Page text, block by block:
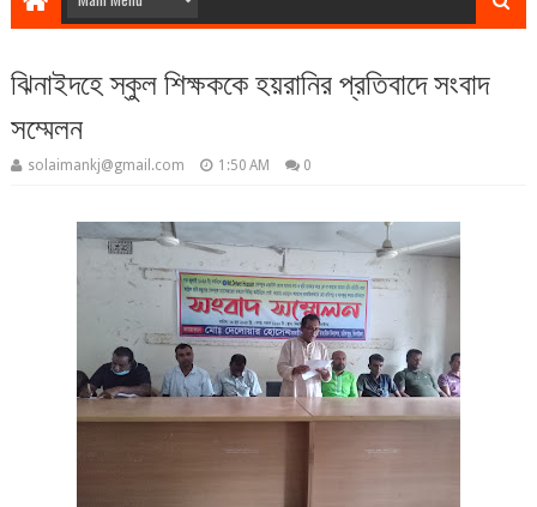
ঝিনাইদহে স্কুল শিক্ষককে হয়রানির প্রতিবাদে সংবাদ
সম্মেলন
solaimankj@gmail.com 1:50 AM 0